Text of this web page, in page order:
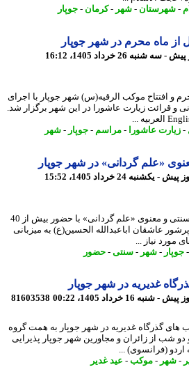
-شهر -کرمان -جوپار
ماه محرم در شهر جوپار
موکب الرقیه(س) شهر جوپار با اجرای
زیارت عاشورا در این شهر برگزار شد.
عاشورا-مراسم -جوپار-شهر
«علم گردانی» در شهر جوپار
حوزه/ در آستانه ماه محرم آیین سنتی و معنوی «علم گردانی» با حضور بیش از 40
اباعبدالله الحسین(ع) به میزبانی
نیاز ...
-شهر -سنتی-حضور
غدیریه در شهر جوپار
81603538
گذرگاه غدیریه در شهر جوپار به همت گروه
زائران و مجاورین شهر جوپار پذیرایی
-موکب-عید غدیر